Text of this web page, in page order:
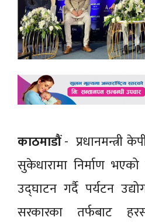
काठमाडौं- प्रधानमन्त्री
सुकेधारामा निर्माण
उद्घाटन गर्दै पर्यटन
सरकारका तर्फबाट